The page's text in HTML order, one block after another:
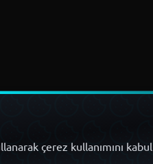
çerez kullanımını kabul